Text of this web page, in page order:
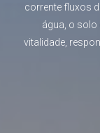
corrente fluxos
água, o solo
vitalidade,